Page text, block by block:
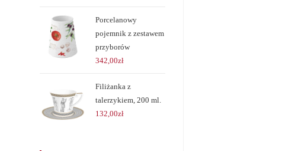
Porcelanowy
pojemnik z zestawem
przyborów
342,00zł
Filiżanka z
talerzykiem, 200 ml.
132,00zł